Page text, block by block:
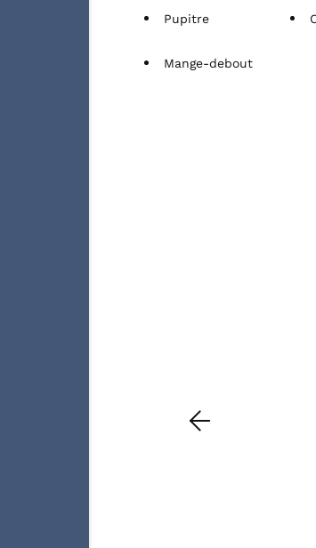
Pupitre
Mange-debout